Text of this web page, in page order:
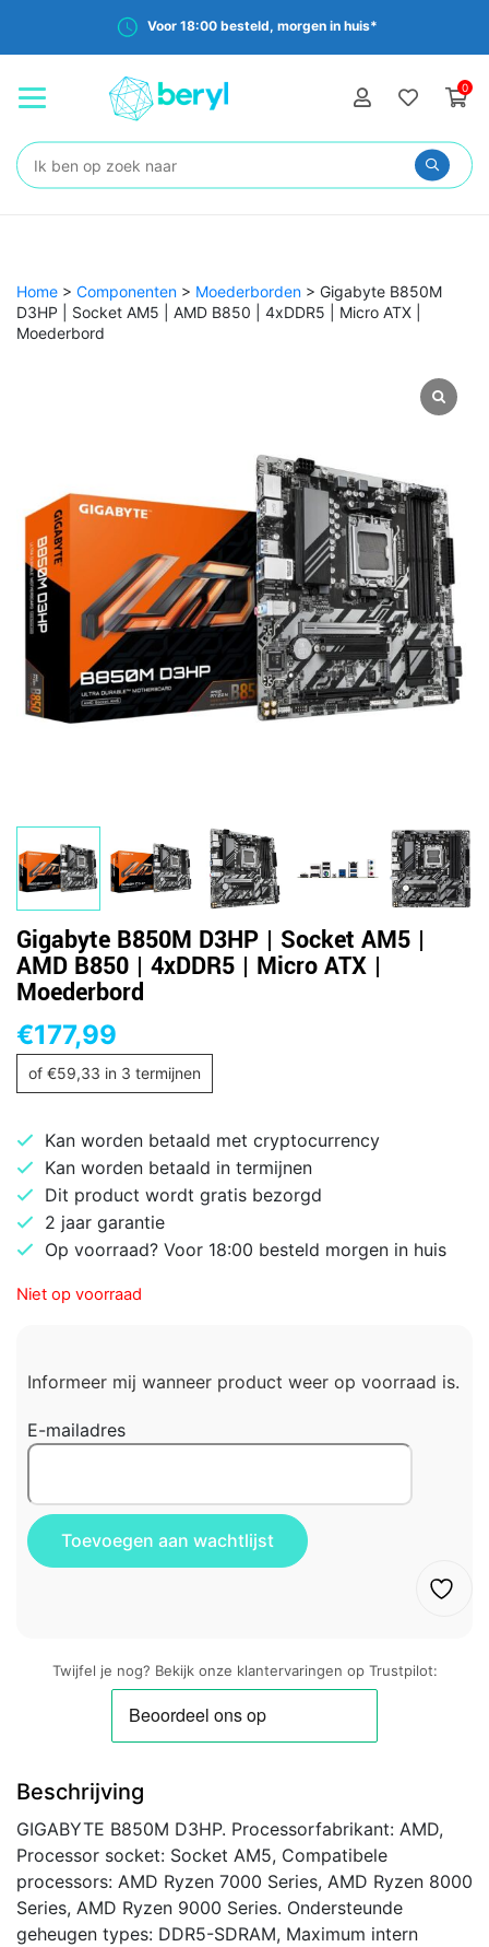
Voor 18:00 besteld, morgen in huis*
0
Zoeken:
Home > Componenten > Moederborden > Gigabyte B850M
D3HP | Socket AM5 | AMD B850 | 4xDDR5 | Micro ATX |
Moederbord
Gigabyte B850M D3HP | Socket AM5 |
AMD B850 | 4xDDR5 | Micro ATX |
Moederbord
€177,99
of €59,33 in 3 termijnen
Kan worden betaald met cryptocurrency
Kan worden betaald in termijnen
Dit product wordt gratis bezorgd
2 jaar garantie
Op voorraad? Voor 18:00 besteld morgen in huis
Niet op voorraad
Informeer mij wanneer product weer op voorraad is.
E-mailadres
Twijfel je nog? Bekijk onze klantervaringen op Trustpilot:
Beschrijving
GIGABYTE B850M D3HP. Processorfabrikant: AMD,
Processor socket: Socket AM5, Compatibele
processors: AMD Ryzen 7000 Series, AMD Ryzen 8000
Series, AMD Ryzen 9000 Series. Ondersteunde
geheugen types: DDR5-SDRAM, Maximum intern